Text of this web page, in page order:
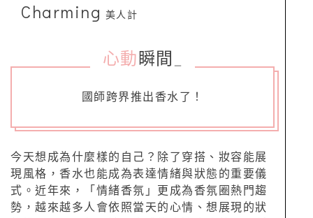
Charming 美人計
心動 瞬間
國師跨界推出香水了！
今天想成為什麼樣的自己？除了穿搭、妝容能展
現風格，香水也能成為表達情緒與狀態的重要儀
式。近年來，「情緒香氛」更成為香氛圈熱門趨
勢，越來越多人會依照當天的心情、想展現的狀